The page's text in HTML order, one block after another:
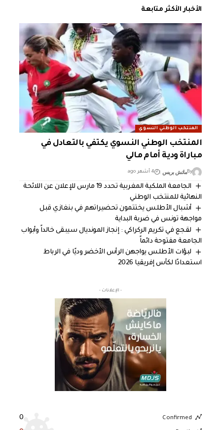
الأخبار الأكثر متابعة
المنتخب الوطني النسوي
المنتخب الوطني النسوي يكتفي بالتعادل في
مباراة ودية أمام مالي
Byماتش بريس 4 أشهر ago
الجامعة الملكية المغربية تحدد 19 مارس للإعلان عن اللائحة
النهائية للمنتخب الوطني
أشبال الأطلس يختتمون تحضيراتهم في بنغازي قبل
مواجهة تونس في ضربة البداية
لقجع في تكريم الركراكي : إنجاز المونديال سيبقى خالداً وأبواب
الجامعة مفتوحة دائماً
لبؤات الأطلس يواجهن الرأس الأخضر وديًا في الرباط
استعدادًا لكأس إفريقيا 2026
- الإعلانات -
Confirmed
0